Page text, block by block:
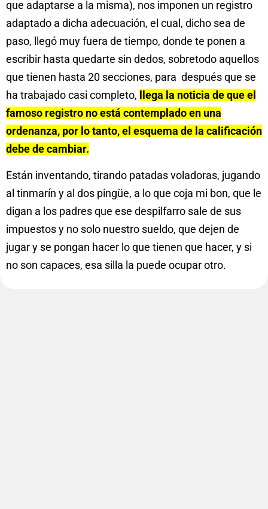
que adaptarse a la misma), nos imponen un registro
adaptado a dicha adecuación, el cual, dicho sea de
paso, llegó muy fuera de tiempo, donde te ponen a
escribir hasta quedarte sin dedos, sobretodo aquellos
que tienen hasta 20 secciones, para después que se
ha trabajado casi completo,
llega la noticia de que el
famoso registro no está contemplado en una
ordenanza, por lo tanto, el esquema de la calificación
debe de cambiar.
Están inventando, tirando patadas voladoras, jugando
al tinmarín y al dos pingüe, a lo que coja mi bon, que le
digan a los padres que ese despilfarro sale de sus
impuestos y no solo nuestro sueldo, que dejen de
jugar y se pongan hacer lo que tienen que hacer, y si
no son capaces, esa silla la puede ocupar otro.